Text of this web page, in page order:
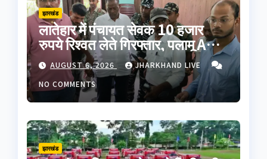
झारखंड
लातेहार में पंचायत सेवक 10 हजार
रुपये रिश्वत लेते गिरफ्तार, पलामू ACB
ने रंगे हाथ दबोचा
AUGUST 6, 2026
JHARKHAND LIVE
NO COMMENTS
झारखंड